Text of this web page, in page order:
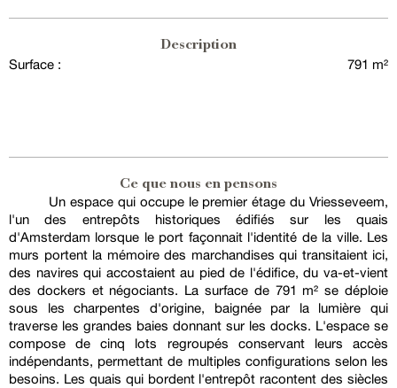
Description
Surface :
791 m²
Ce que nous en pensons
Un espace qui occupe le premier étage du Vriesseveem,
l'un des entrepôts historiques édifiés sur les quais
d'Amsterdam lorsque le port façonnait l'identité de la ville. Les
murs portent la mémoire des marchandises qui transitaient ici,
des navires qui accostaient au pied de l'édifice, du va-et-vient
des dockers et négociants. La surface de 791 m² se déploie
sous les charpentes d'origine, baignée par la lumière qui
traverse les grandes baies donnant sur les docks. L'espace se
compose de cinq lots regroupés conservant leurs accès
indépendants, permettant de multiples configurations selon les
besoins. Les quais qui bordent l'entrepôt racontent des siècles